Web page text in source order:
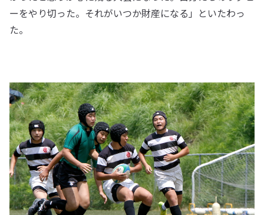
ーをやり切った。それがいつか財産になる」といたわっ
た。